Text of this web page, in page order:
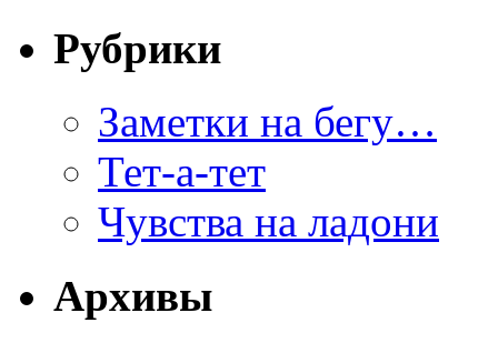
Рубрики
Заметки на бегу…
Тет-а-тет
Чувства на ладони
Архивы